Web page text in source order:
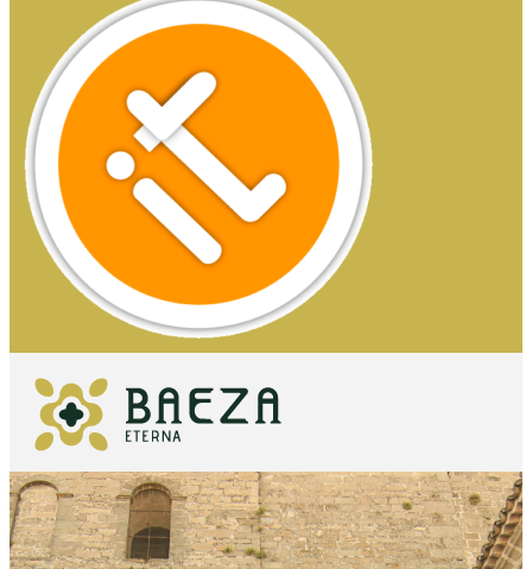
QUÉ VER
IMPRESCINDIBLES
QUÉ